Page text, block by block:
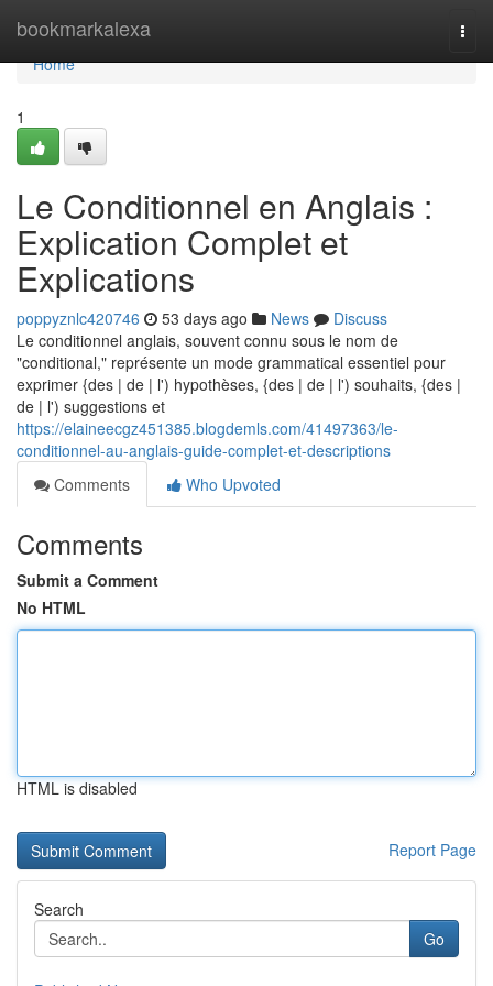
bookmarkalexa
Home
Home
1
Le Conditionnel en Anglais :
Explication Complet et
Explications
poppyznlc420746 53 days ago News
Discuss
Le conditionnel anglais, souvent connu sous le nom de
"conditional," représente un mode grammatical essentiel pour
exprimer {des | de | l') hypothèses, {des | de | l') souhaits, {des |
de | l') suggestions et
https://elaineecgz451385.blogdemls.com/41497363/le-
conditionnel-au-anglais-guide-complet-et-descriptions
Comments
Who Upvoted
Comments
Submit a Comment
No HTML
HTML is disabled
Report Page
Search
Go